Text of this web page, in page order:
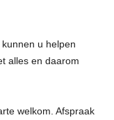
u helpen
alles en daarom
welkom. Afspraak